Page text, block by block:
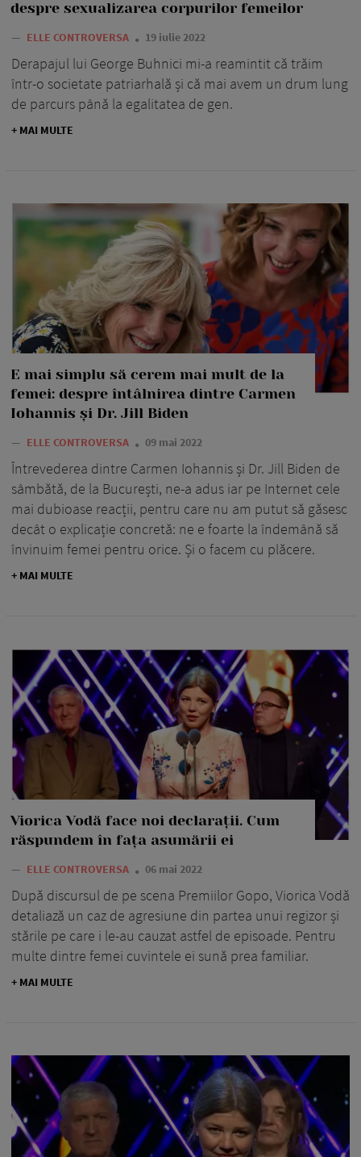
despre sexualizarea corpurilor femeilor
— ELLE CONTROVERSA 19 iulie 2022
Derapajul lui George Buhnici mi-a reamintit că trăim
într-o societate patriarhală și că mai avem un drum lung
de parcurs până la egalitatea de gen.
+ MAI MULTE
E mai simplu să cerem mai mult de la
femei: despre întâlnirea dintre Carmen
Iohannis și Dr. Jill Biden
— ELLE CONTROVERSA 09 mai 2022
Întrevederea dintre Carmen Iohannis și Dr. Jill Biden de
sâmbătă, de la București, ne-a adus iar pe Internet cele
mai dubioase reacții, pentru care nu am putut să găsesc
decât o explicație concretă: ne e foarte la îndemână să
învinuim femei pentru orice. Și o facem cu plăcere.
+ MAI MULTE
Viorica Vodă face noi declarații. Cum
răspundem în fața asumării ei
— ELLE CONTROVERSA 06 mai 2022
După discursul de pe scena Premiilor Gopo, Viorica Vodă
detaliază un caz de agresiune din partea unui regizor și
stările pe care i le-au cauzat astfel de episoade. Pentru
multe dintre femei cuvintele ei sună prea familiar.
+ MAI MULTE